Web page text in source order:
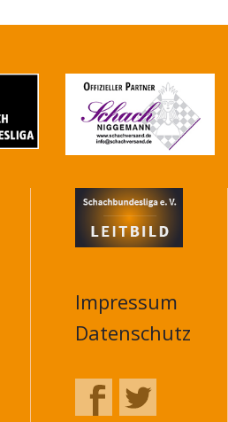
Impressum
Datenschutz